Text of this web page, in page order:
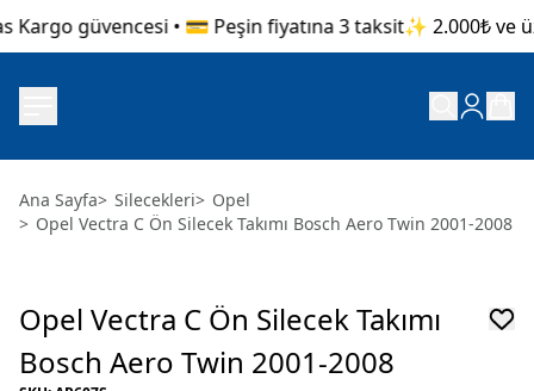
güvencesi • 💳 Peşin fiyatına 3 taksit✨ 2.000₺ ve
Ana Sayfa> Silecekleri> Opel
> Opel Vectra C Ön Silecek Takımı Bosch Aero Twin 2001-2008
Opel Vectra C Ön Silecek Takımı
Bosch Aero Twin 2001-2008